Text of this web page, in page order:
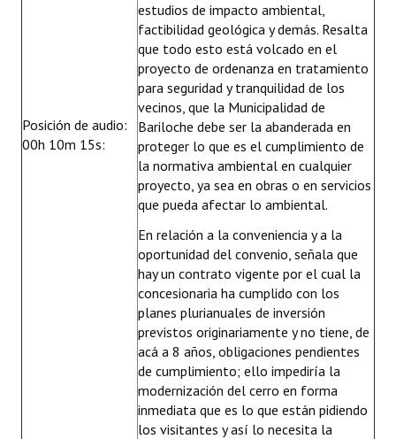
Posición de audio:
00h 10m 15s:
estudios de impacto ambiental,
factibilidad geológica y demás. Resalta
que todo esto está volcado en el
proyecto de ordenanza en tratamiento
para seguridad y tranquilidad de los
vecinos, que la Municipalidad de
Bariloche debe ser la abanderada en
proteger lo que es el cumplimiento de
la normativa ambiental en cualquier
proyecto, ya sea en obras o en servicios
que pueda afectar lo ambiental.
En relación a la conveniencia y a la
oportunidad del convenio, señala que
hay un contrato vigente por el cual la
concesionaria ha cumplido con los
planes plurianuales de inversión
previstos originariamente y no tiene, de
acá a 8 años, obligaciones pendientes
de cumplimiento; ello impediría la
modernización del cerro en forma
inmediata que es lo que están pidiendo
los visitantes y así lo necesita la